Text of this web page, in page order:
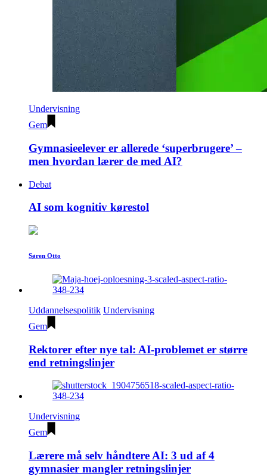
Undervisning
Gem
Gymnasieelever er allerede ‘superbrugere’ –
men hvordan lærer de med AI?
Debat
AI som kognitiv kørestol
Søren Otto
Uddannelsespolitik Undervisning
Gem
Rektorer efter nye tal: AI-problemet er større
end retningslinjer
Undervisning
Gem
Lærere må selv håndtere AI: 3 ud af 4
gymnasier mangler retningslinjer